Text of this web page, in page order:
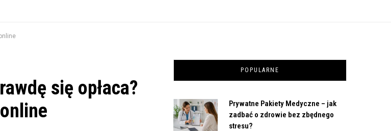
się opłaca?
POPULARNE
Prywatne Pakiety Medyczne – jak
zadbać o zdrowie bez zbędnego
stresu?